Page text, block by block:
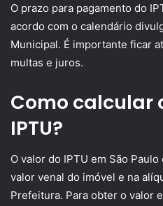
O prazo para pagamento do
acordo com o calendário
Municipal. É importante ficar
multas e juros.
Como calcular
IPTU?
O valor do IPTU em São
valor venal do imóvel e na
Prefeitura. Para obter o valor